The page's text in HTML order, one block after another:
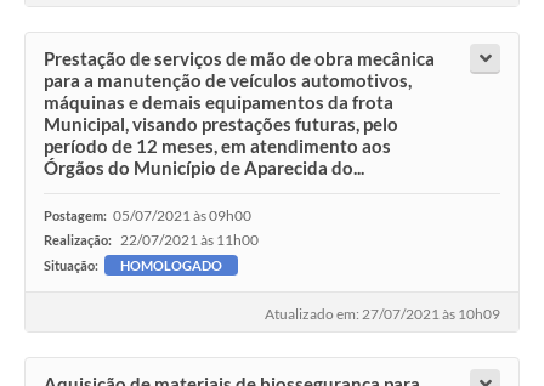
Prestação de serviços de mão de obra mecânica
para a manutenção de veículos automotivos,
máquinas e demais equipamentos da frota
Municipal, visando prestações futuras, pelo
período de 12 meses, em atendimento aos
Órgãos do Município de Aparecida do...
Postagem: 05/07/2021 às 09h00
Realização: 22/07/2021 às 11h00
Situação: HOMOLOGADO
Atualizado em: 27/07/2021 às 10h09